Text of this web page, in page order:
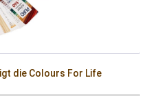
die Colours For Life